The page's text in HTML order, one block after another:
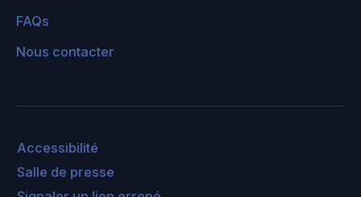
FAQs
Nous contacter
Accessibilité
Salle de presse